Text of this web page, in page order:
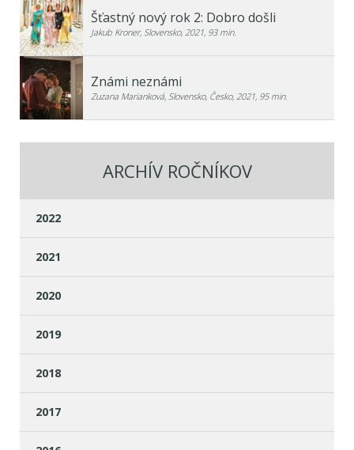
Šťastný nový rok 2: Dobro došli
Jakub Kroner, Slovensko, 2021, 93 min.
Známi neznámi
Zuzana Marianková, Slovensko, Česko, 2021, 95 min.
ARCHÍV ROČNÍKOV
2022
2021
2020
2019
2018
2017